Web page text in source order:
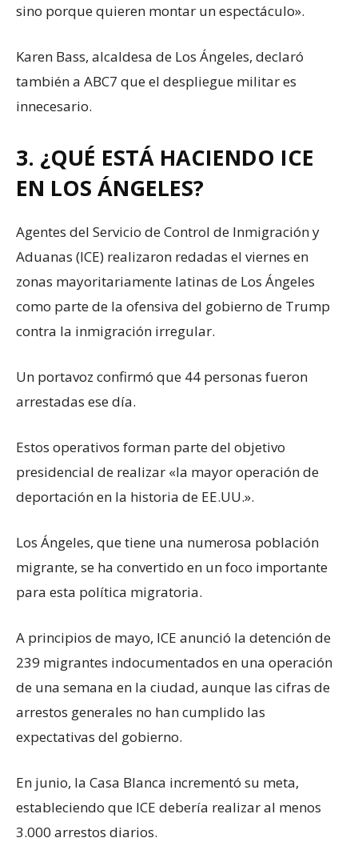
sino porque quieren montar un espectáculo».
Karen Bass, alcaldesa de Los Ángeles, declaró
también a ABC7 que el despliegue militar es
innecesario.
3. ¿QUÉ ESTÁ HACIENDO ICE
EN LOS ÁNGELES?
Agentes del Servicio de Control de Inmigración y
Aduanas (ICE) realizaron redadas el viernes en
zonas mayoritariamente latinas de Los Ángeles
como parte de la ofensiva del gobierno de Trump
contra la inmigración irregular.
Un portavoz confirmó que 44 personas fueron
arrestadas ese día.
Estos operativos forman parte del objetivo
presidencial de realizar «la mayor operación de
deportación en la historia de EE.UU.».
Los Ángeles, que tiene una numerosa población
migrante, se ha convertido en un foco importante
para esta política migratoria.
A principios de mayo, ICE anunció la detención de
239 migrantes indocumentados en una operación
de una semana en la ciudad, aunque las cifras de
arrestos generales no han cumplido las
expectativas del gobierno.
En junio, la Casa Blanca incrementó su meta,
estableciendo que ICE debería realizar al menos
3.000 arrestos diarios.